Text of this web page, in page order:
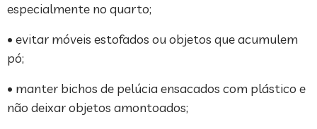
especialmente no quarto;
• evitar móveis estofados ou objetos que acumulem
pó;
• manter bichos de pelúcia ensacados com plástico e
não deixar objetos amontoados;